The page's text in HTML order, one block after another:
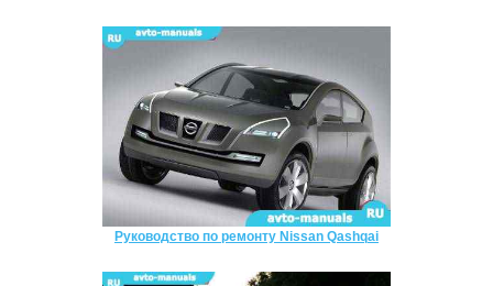
Руководство по ремонту Nissan Qashqai